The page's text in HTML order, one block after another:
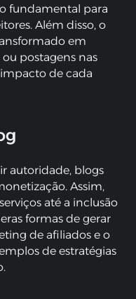
fundamental para
Além disso, o
em
postagens nas
de cada
autoridade, blogs
Assim,
até a inclusão
formas de gerar
de afiliados e o
de estratégias